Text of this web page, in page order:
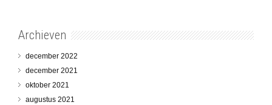
Archieven
december 2022
december 2021
oktober 2021
augustus 2021